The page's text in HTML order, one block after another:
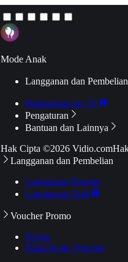
Mode Anak
Langganan dan Pembelian
Hubungkan ke TV
Pengaturan
Bantuan dan Lainnya
Hak Cipta ©2026 Vidio.com
Langganan dan Pembelian
Langganan Premier
Langganan Aktif
Voucher Promo
Promo
Pakai Kode Voucher